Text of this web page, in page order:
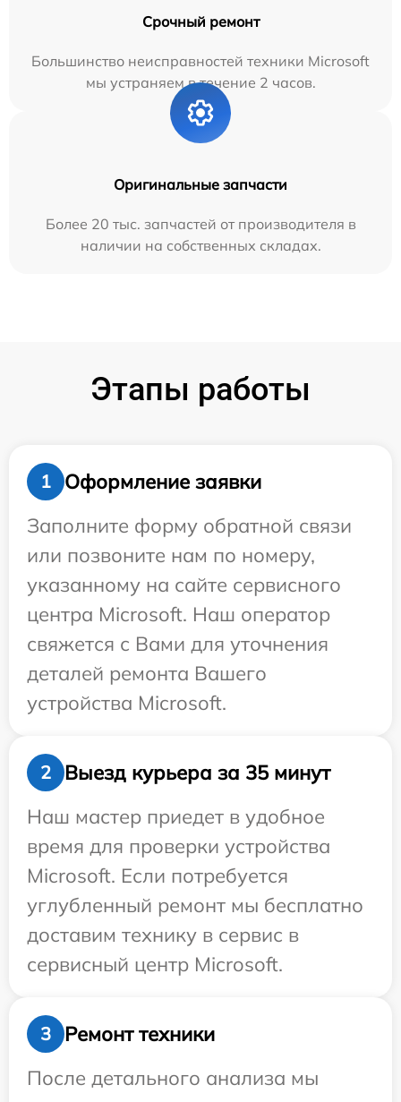
Срочный ремонт
Большинство неисправностей техники Microsoft
мы устраняем в течение 2 часов.
Оригинальные запчасти
Более 20 тыс. запчастей от производителя в
наличии на собственных складах.
Этапы работы
1
Оформление заявки
Заполните форму обратной связи
или позвоните нам по номеру,
указанному на сайте сервисного
центра Microsoft. Наш оператор
свяжется с Вами для уточнения
деталей ремонта Вашего
устройства Microsoft.
2
Выезд курьера за 35 минут
Наш мастер приедет в удобное
время для проверки устройства
Microsoft. Если потребуется
углубленный ремонт мы бесплатно
доставим технику в сервис в
сервисный центр Microsoft.
3
Ремонт техники
После детального анализа мы